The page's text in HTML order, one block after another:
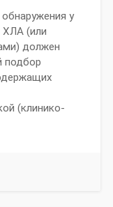
у
ХЛА (или
должен
подбор
(клинико-